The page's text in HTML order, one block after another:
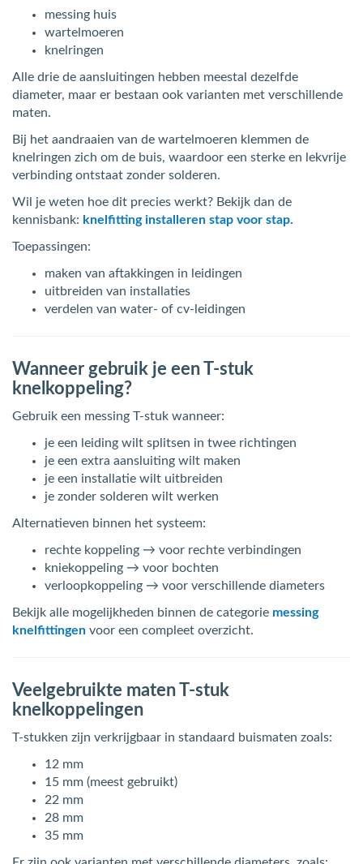
messing huis
wartelmoeren
knelringen
Alle drie de aansluitingen hebben meestal dezelfde
diameter, maar er bestaan ook varianten met verschillende
maten.
Bij het aandraaien van de wartelmoeren klemmen de
knelringen zich om de buis, waardoor een sterke en lekvrije
verbinding ontstaat zonder solderen.
Wil je weten hoe dit precies werkt? Bekijk dan de
kennisbank: knelfitting installeren stap voor stap.
Toepassingen:
maken van aftakkingen in leidingen
uitbreiden van installaties
verdelen van water- of cv-leidingen
Wanneer gebruik je een T-stuk
knelkoppeling?
Gebruik een messing T-stuk wanneer:
je een leiding wilt splitsen in twee richtingen
je een extra aansluiting wilt maken
je een installatie wilt uitbreiden
je zonder solderen wilt werken
Alternatieven binnen het systeem:
rechte koppeling → voor rechte verbindingen
kniekoppeling → voor bochten
verloopkoppeling → voor verschillende diameters
Bekijk alle mogelijkheden binnen de categorie messing
knelfittingen voor een compleet overzicht.
Veelgebruikte maten T-stuk
knelkoppelingen
T-stukken zijn verkrijgbaar in standaard buismaten zoals:
12 mm
15 mm (meest gebruikt)
22 mm
28 mm
35 mm